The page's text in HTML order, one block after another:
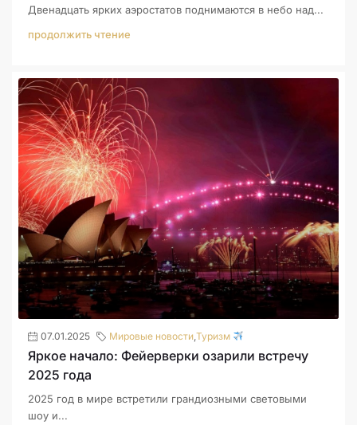
Двенадцать ярких аэростатов поднимаются в небо над...
продолжить чтение
07.01.2025 Мировые новости Туризм
Яркое начало: Фейерверки озарили встречу
2025 года
2025 год в мире встретили грандиозными световыми
шоу и...